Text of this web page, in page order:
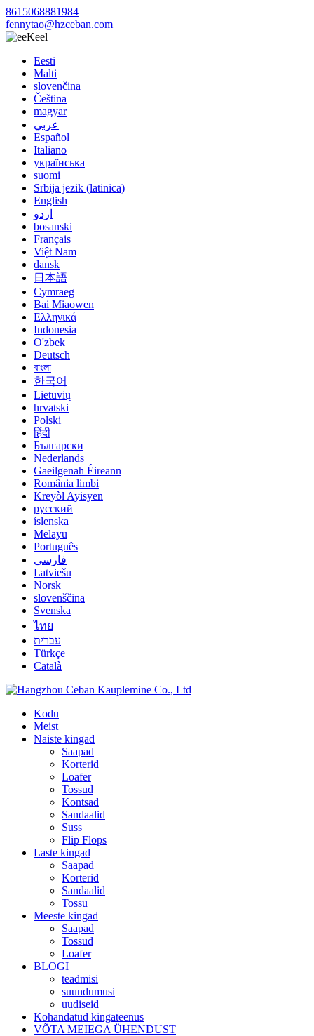
8615068881984
fennytao@hzceban.com
Keel
Eesti
Malti
slovenčina
Čeština
magyar
عربي
Español
Italiano
українська
suomi
Srbija jezik (latinica)
English
اردو
bosanski
Français
Việt Nam
dansk
日本語
Cymraeg
Bai Miaowen
Ελληνικά
Indonesia
O'zbek
Deutsch
বাংলা
한국어
Lietuvių
hrvatski
Polski
हिंदी
Български
Nederlands
Gaeilgenah Éireann
România limbi
Kreyòl Ayisyen
русский
íslenska
Melayu
Português
فارسی
Latviešu
Norsk
slovenščina
Svenska
ไทย
עברית
Türkçe
Català
Kodu
Meist
Naiste kingad
Saapad
Korterid
Loafer
Tossud
Kontsad
Sandaalid
Suss
Flip Flops
Laste kingad
Saapad
Korterid
Sandaalid
Tossu
Meeste kingad
Saapad
Tossud
Loafer
BLOGI
teadmisi
suundumusi
uudiseid
Kohandatud kingateenus
VÕTA MEIEGA ÜHENDUST